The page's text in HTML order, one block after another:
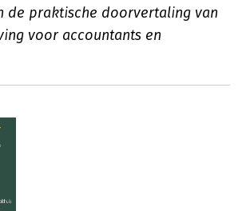
de praktische doorvertaling van
voor accountants en